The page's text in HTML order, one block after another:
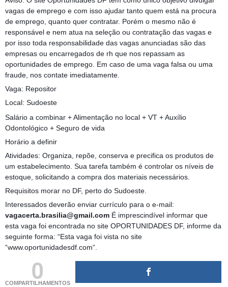
vagas de emprego e com isso ajudar tanto quem está na procura
de emprego, quanto quer contratar. Porém o mesmo não é
responsável e nem atua na seleção ou contratação das vagas e
por isso toda responsabilidade das vagas anunciadas são das
empresas ou encarregados de rh que nos repassam as
oportunidades de emprego. Em caso de uma vaga falsa ou uma
fraude, nos contate imediatamente.
Vaga: Repositor
Local: Sudoeste
Salário a combinar + Alimentação no local + VT + Auxílio
Odontológico + Seguro de vida
Horário a definir
Atividades: Organiza, repõe, conserva e precifica os produtos de
um estabelecimento. Sua tarefa também é controlar os níveis de
estoque, solicitando a compra dos materiais necessários.
Requisitos morar no DF, perto do Sudoeste.
Interessados deverão enviar currículo para o e-mail:
vagacerta.brasilia@gmail.com É imprescindível informar que
esta vaga foi encontrada no site OPORTUNIDADES DF, informe da
seguinte forma: “Esta vaga foi vista no site
“www.oportunidadesdf.com“.
0
COMPARTILHAMENTOS